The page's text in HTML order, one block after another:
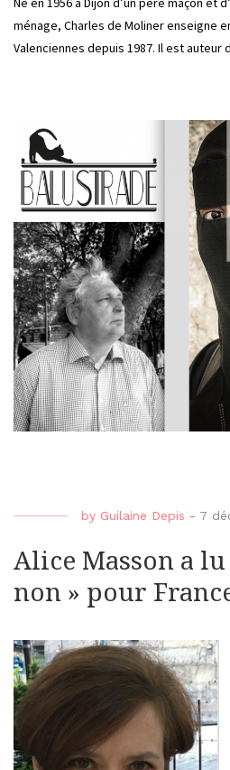
ménage, Charles de Moliner enseigne
Valenciennes depuis 1987. Il est auteur
by Guilaine Depis - 7
Alice Masson a
non » pour